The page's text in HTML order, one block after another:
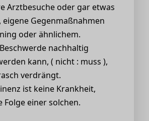
Arztbesuche oder gar etwas
eigene Gegenmaßnahmen
oder ähnlichem.
nachhaltig
kann, ( nicht : muss ),
verdrängt.
ist keine Krankheit,
Folge einer solchen.